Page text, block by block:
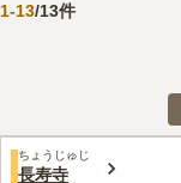
1-13/13件
ちょうじゅじ
長寿寺